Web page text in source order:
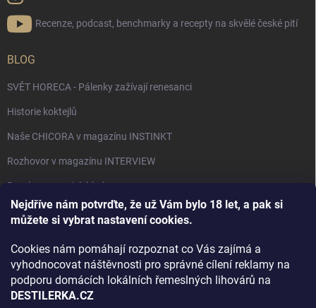
Nejdříve nám potvrďte, že už Vám bylo 18 let, a pak si
můžete si vybrat nastavení cookies.
Cookies nám pomáhají rozpoznat co Vás zajímá a
vyhodnocovat náštěvnosti pro správné cílení reklamy na
podporu domácích lokálních řemeslných lihovárů na
DESTILERKA.CZ
Recenze, podcast, benchmarky a recepty na skvělé české pití
BLOG
SVĚT HORECA - Pálenky zažívají renesanci
Historie koktejlů
Naše CHICORA v magazínu INSTINKT
Rozhovor v magazínu INTERVIEW
Bourbon, americká krása.
Napsali v TÝDNU o naší práci
Rozhovor s DESTILERKA.CZ v magazínu DRINKING-CAT
Jak vybrat dárek na Vánoce